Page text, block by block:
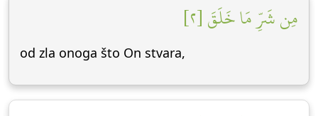
مِن شَرِّ مَا خَلَقَ [٢]
od zla onoga što On stvara,